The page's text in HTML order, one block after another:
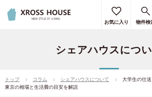
お気に入り 物件検
シェアハウスにつ
トップ コラム シェアハウスについて
大学生の仕
東京の相場と生活費の目安を解説